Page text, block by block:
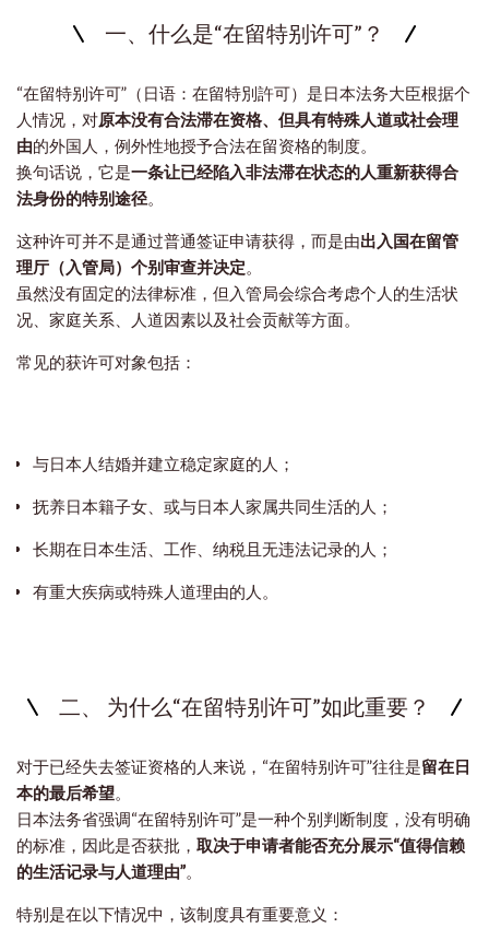
一、什么是“在留特别许可”？
“在留特别许可”（日语：在留特別許可）是日本法务大臣根据个
人情况，对原本没有合法滞在资格、但具有特殊人道或社会理
由的外国人，例外性地授予合法在留资格的制度。
换句话说，它是一条让已经陷入非法滞在状态的人重新获得合
法身份的特别途径。
这种许可并不是通过普通签证申请获得，而是由出入国在留管
理厅（入管局）个别审查并决定。
虽然没有固定的法律标准，但入管局会综合考虑个人的生活状
况、家庭关系、人道因素以及社会贡献等方面。
常见的获许可对象包括：
与日本人结婚并建立稳定家庭的人；
抚养日本籍子女、或与日本人家属共同生活的人；
长期在日本生活、工作、纳税且无违法记录的人；
有重大疾病或特殊人道理由的人。
二、 为什么“在留特别许可”如此重要？
对于已经失去签证资格的人来说，“在留特别许可”往往是留在日
本的最后希望。
日本法务省强调“在留特别许可”是一种个别判断制度，没有明确
的标准，因此是否获批， 取决于申请者能否充分展示“值得信赖
的生活记录与人道理由”。
特别是在以下情况中，该制度具有重要意义：